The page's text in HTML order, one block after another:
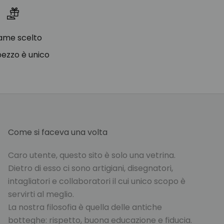
scelto
è unico
Come si faceva una volta
Caro utente, questo sito è solo una vetrina.
Dietro di esso ci sono artigiani, disegnatori,
intagliatori e collaboratori il cui unico scopo è
servirti al meglio.
La nostra filosofia è quella delle antiche
botteghe: rispetto, buona educazione e fiducia.